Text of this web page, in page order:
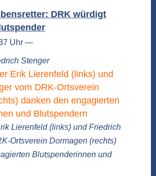
DRK würdigt
Uhr —
Stenger
Lierenfeld (links) und Friedrich
Ortsverein Dormagen (rechts)
Blutspenderinnen und